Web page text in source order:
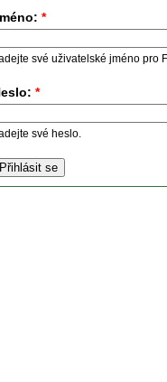
*
své uživatelské jméno pro
*
své heslo.